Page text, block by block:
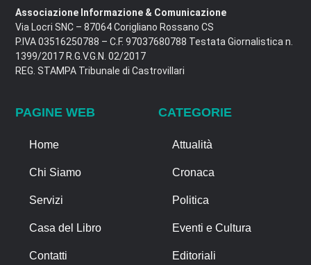
Associazione Informazione & Comunicazione
Via Locri SNC – 87064 Corigliano Rossano CS
P.IVA 03516250788 – C.F. 97037680788 Testata Giornalistica n.
1399/2017 R.G.V.G.N. 02/2017
REG. STAMPA Tribunale di Castrovillari
PAGINE WEB
Home
Chi Siamo
Servizi
Casa del Libro
Contatti
CATEGORIE
Attualità
Cronaca
Politica
Eventi e Cultura
Editoriali